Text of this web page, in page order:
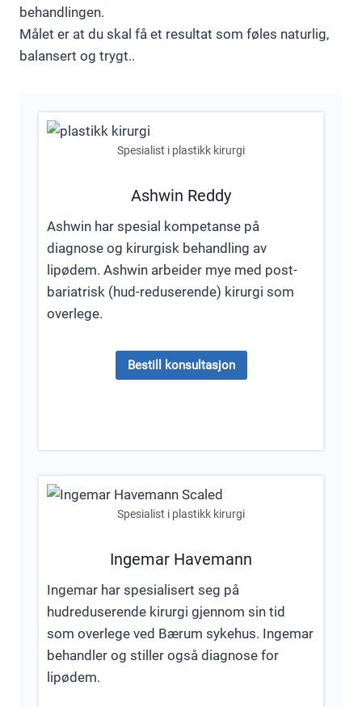
behandlingen.
Målet er at du skal få et resultat som føles naturlig,
balansert og trygt..
Spesialist i plastikk kirurgi
Ashwin Reddy
Ashwin har spesial kompetanse på
diagnose og kirurgisk behandling av
lipødem. Ashwin arbeider mye med post-
bariatrisk (hud-reduserende) kirurgi som
overlege.
Bestill konsultasjon
Spesialist i plastikk kirurgi
Ingemar Havemann
Ingemar har spesialisert seg på
hudreduserende kirurgi gjennom sin tid
som overlege ved Bærum sykehus. Ingemar
behandler og stiller også diagnose for
lipødem.